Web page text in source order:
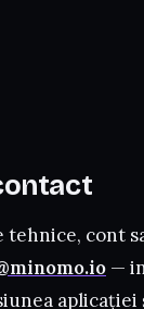
tehnice, cont
—
aplicației